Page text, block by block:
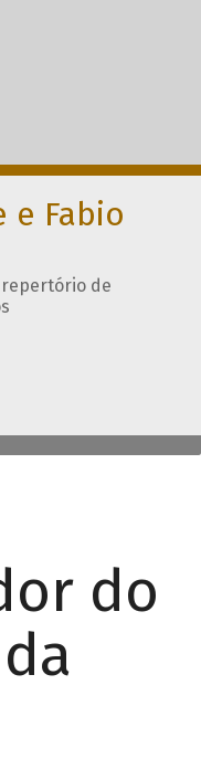
e Fabio
de
do